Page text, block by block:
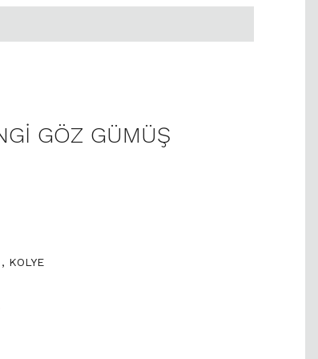
GÖZ GÜMÜŞ
, KOLYE